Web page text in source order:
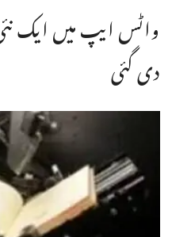
واٹس ایپ میں ایک
دی گئی